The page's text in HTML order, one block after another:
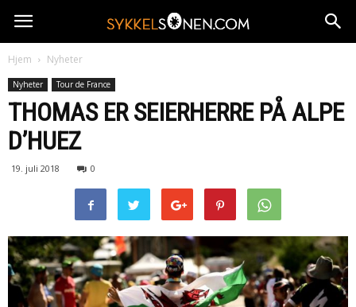
Hjem Nyheter
Nyheter Tour de France
THOMAS ER SEIERHERRE PÅ ALPE
D’HUEZ
19. juli 2018 0